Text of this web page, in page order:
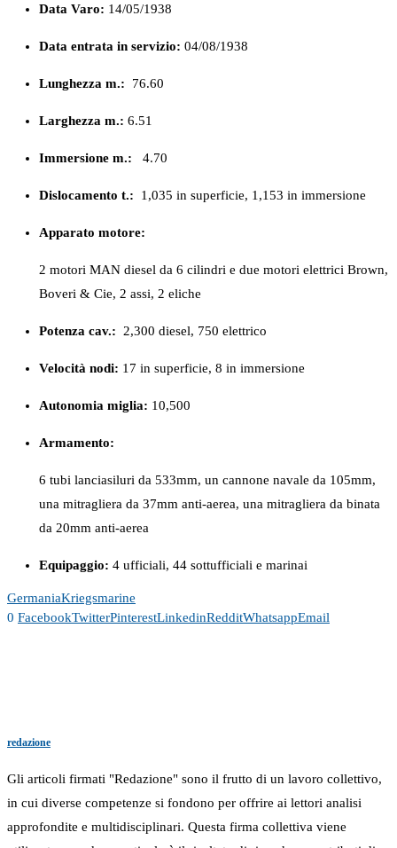
Data Varo: 14/05/1938
Data entrata in servizio: 04/08/1938
Lunghezza m.: 76.60
Larghezza m.: 6.51
Immersione m.: 4.70
Dislocamento t.: 1,035 in superficie, 1,153 in immersione
Apparato motore:
2 motori MAN diesel da 6 cilindri e due motori elettrici Brown,
Boveri & Cie, 2 assi, 2 eliche
Potenza cav.: 2,300 diesel, 750 elettrico
Velocità nodi: 17 in superficie, 8 in immersione
Autonomia miglia: 10,500
Armamento:
6 tubi lanciasiluri da 533mm, un cannone navale da 105mm,
una mitragliera da 37mm anti-aerea, una mitragliera da binata
da 20mm anti-aerea
Equipaggio: 4 ufficiali, 44 sottufficiali e marinai
GermaniaKriegsmarine
0 FacebookTwitterPinterestLinkedinRedditWhatsappEmail
redazione
Gli articoli firmati "Redazione" sono il frutto di un lavoro collettivo,
in cui diverse competenze si fondono per offrire ai lettori analisi
approfondite e multidisciplinari. Questa firma collettiva viene